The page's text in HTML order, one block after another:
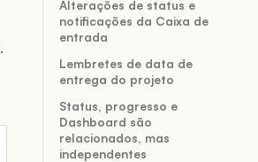
.
Alterações de status e
notificações da Caixa de
entrada
Lembretes de data de
entrega do projeto
Status, progresso e
Dashboard são
relacionados, mas
independentes